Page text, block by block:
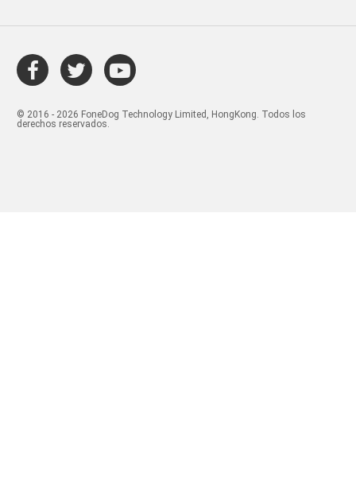
© 2016 - 2026 FoneDog Technology Limited, HongKong. Todos los
derechos reservados.